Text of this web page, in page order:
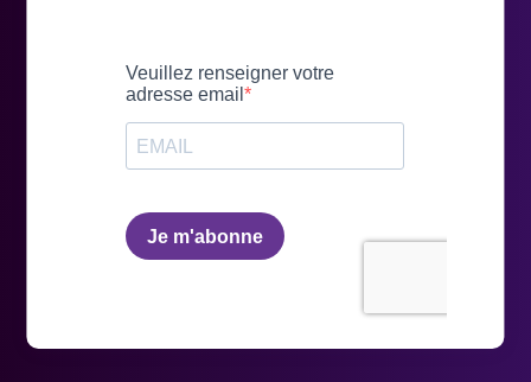
certification en anglais LanguageCert
premier cycle de leur enseignement supérieur. Le
passage de cette certification linguistique, en
complément de leur diplôme universitaire, permet aux
étudiants de :
prouver et renforcer leurs compétences linguistiques,
trouver plus facilement un emploi,
certifier lesniveaux CECRLB2, C1 et C2 (Cadre